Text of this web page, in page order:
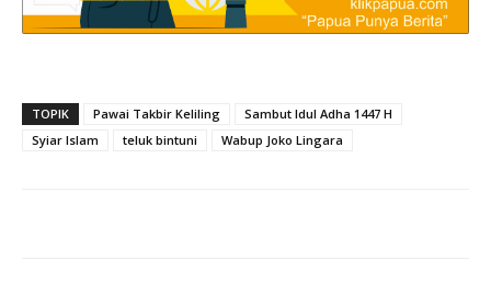
TOPIK Pawai Takbir Keliling
Sambut Idul Adha 1447 H
Syiar Islam
teluk bintuni Wabup Joko Lingara